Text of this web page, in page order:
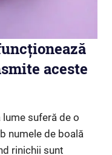
aceste
suferă de o
numele de boală
rinichii sunt